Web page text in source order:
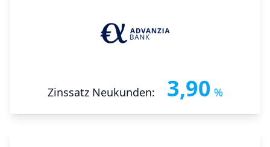
Zinssatz Neukunden: 3,90 %